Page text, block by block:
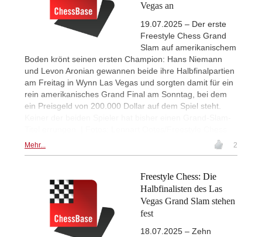
Vegas an
19.07.2025 – Der erste
Freestyle Chess Grand
Slam auf amerikanischem
Boden krönt seinen ersten Champion: Hans Niemann
und Levon Aronian gewannen beide ihre Halbfinalpartien
am Freitag in Wynn Las Vegas und sorgten damit für ein
rein amerikanisches Grand Final am Sonntag, bei dem
ein Preisgeld von 200.000 Dollar auf dem Spiel steht.
Mehr... 2
Freestyle Chess: Die
Halbfinalisten des Las
Vegas Grand Slam stehen
fest
18.07.2025 – Zehn